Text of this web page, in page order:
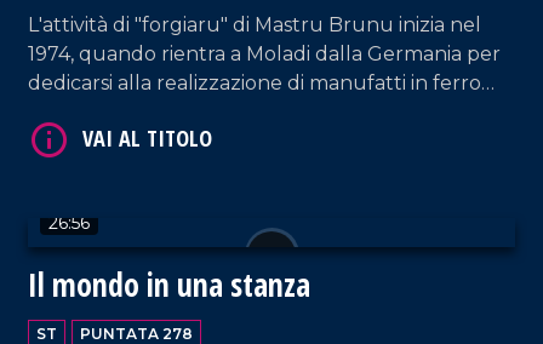
L'attività di "forgiaru" di Mastru Brunu inizia nel
1974, quando rientra a Moladi dalla Germania per
dedicarsi alla realizzazione di manufatti in ferro
26:56
Il mondo in una stanza
ST PUNTATA 278